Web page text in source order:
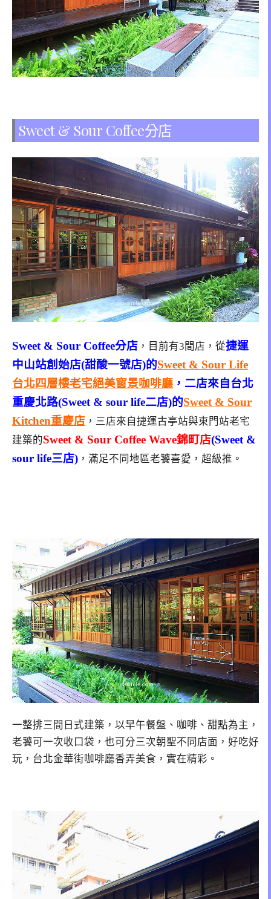
Sweet & Sour Coffee分店
Sweet & Sour Coffee分店 ，目前有3間店，從捷運
中山站創始店(甜酸一號店)的Sweet & Sour Life
台北四層樓老宅絕美窗景咖啡廳 ，二店來自台北
重慶北路(Sweet & sour life二店)的Sweet & Sour
Kitchen重慶店 ，三店來自捷運古亭站與東門站老宅
建築的Sweet & Sour Coffee Wave錦町店(Sweet &
sour life三店) ，滿足不同地區老饕喜愛，超級推。
一整排三間日式建築，以早午餐盤、咖啡、甜點為主，
老饕可一次收口袋，也可分三次朝聖不同店面，好吃好
玩，台北金華街咖啡廳香弄美食，實在精彩。